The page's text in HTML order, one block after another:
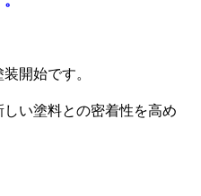
開始です。
い塗料との密着性を高め